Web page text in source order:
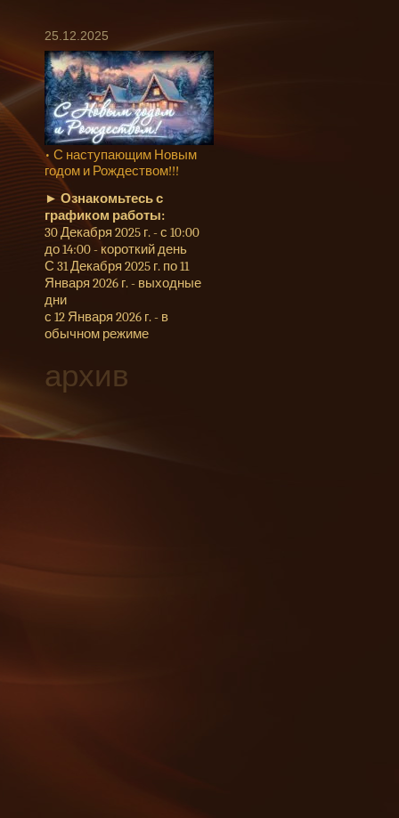
25.12.2025
• С наступающим Новым
годом и Рождеством!!!
►Ознакомьтесь с
графиком работы:
30 Декабря 2025 г. - с 10:00
до 14:00 - короткий день
С 31 Декабря 2025 г. по 11
Января 2026 г. - выходные
дни
с 12 Января 2026 г. - в
обычном режиме
архив